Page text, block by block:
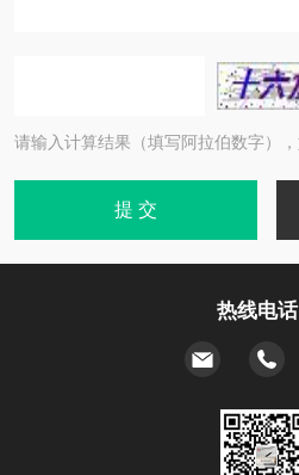
请输入计算结果（填写阿拉伯数字）
热线电话